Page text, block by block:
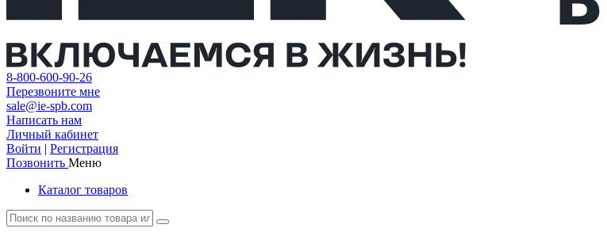
8-800-600-90-26
Перезвоните мне
sale@ie-spb.com
Написать нам
Личный кабинет
Войти | Регистрация
Позвонить Меню
Каталог товаров